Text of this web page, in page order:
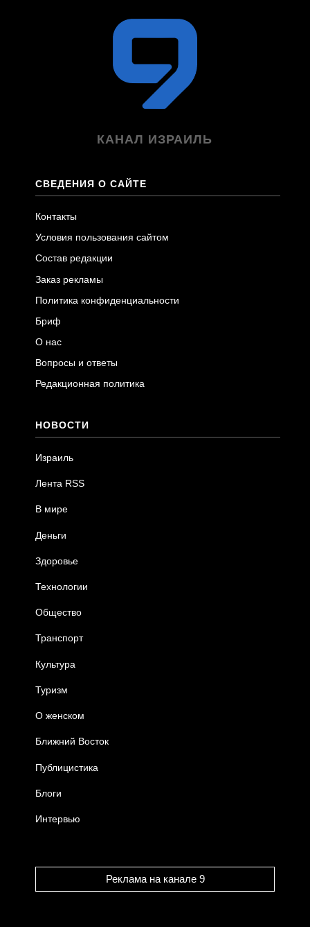
КАНАЛ ИЗРАИЛЬ
СВЕДЕНИЯ О САЙТЕ
Контакты
Условия пользования сайтом
Состав редакции
Заказ рекламы
Политика конфиденциальности
Бриф
О нас
Вопросы и ответы
Редакционная политика
НОВОСТИ
Израиль
Лента RSS
В мире
Деньги
Здоровье
Технологии
Общество
Транспорт
Культура
Туризм
О женском
Ближний Восток
Публицистика
Блоги
Интервью
Реклама на канале 9